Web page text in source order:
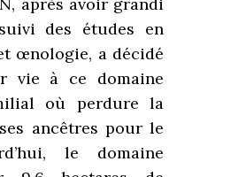
après avoir grandi
des études en
œnologie, a décidé
vie à ce domaine
où perdure la
ancêtres pour le
le domaine